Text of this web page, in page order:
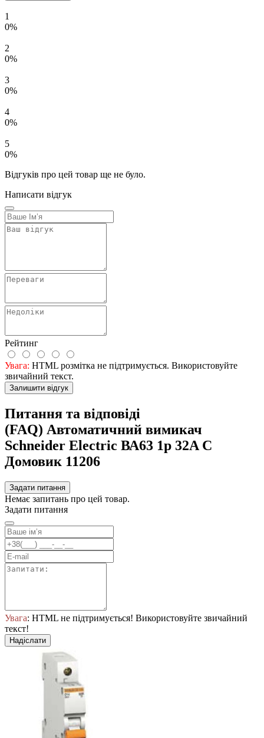
1
0%
2
0%
3
0%
4
0%
5
0%
Відгуків про цей товар ще не було.
Написати відгук
Рейтинг
Увага: HTML розмітка не підтримується. Використовуйте
звичайний текст.
Залишити відгук
Питання та відповіді
(FAQ) Автоматичний вимикач
Schneider Electric ВА63 1р 32A C
Домовик 11206
Задати питання
Немає запитань про цей товар.
Задати питання
Увага: HTML не підтримується! Використовуйте звичайний
текст!
Надіслати